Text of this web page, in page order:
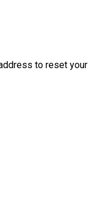
to reset your